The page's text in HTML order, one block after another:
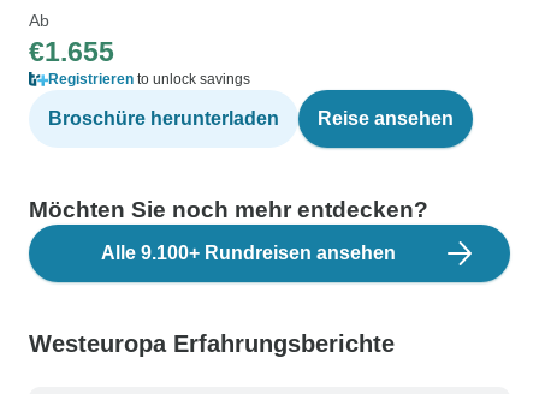
Ab
€1.655
Registrieren to unlock savings
Broschüre herunterladen Reise ansehen
Möchten Sie noch mehr entdecken?
Alle 9.100+ Rundreisen ansehen
Westeuropa Erfahrungsberichte